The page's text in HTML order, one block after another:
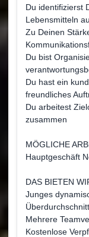
Du identifizierst
Lebensmitteln
Zu Deinen
Du bist
Du hast ein
freundliches
Du arbeitest
zusammen
MÖGLICHE
Hauptgeschäft
DAS BIETEN
Junges
Mehrere
Kostenlose